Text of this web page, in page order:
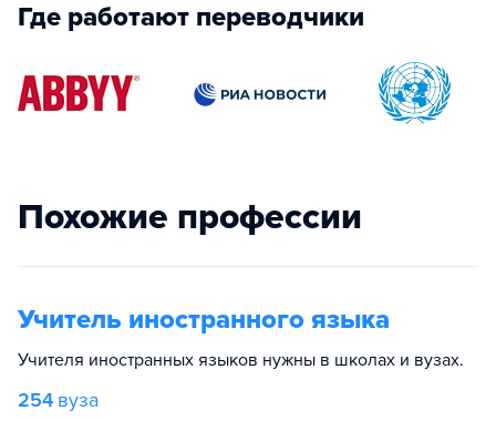
Где работают переводчики
Похожие профессии
Учитель иностранного языка
Учителя иностранных языков нужны в школах и вузах.
254 вуза